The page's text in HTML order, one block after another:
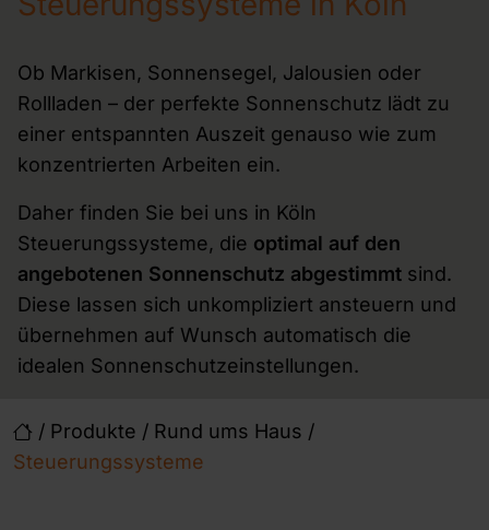
/ Produkte / Rund ums Haus /
Steuerungssysteme
Ob Markisen, Sonnensegel, Jalousien oder
Rollladen – der perfekte Sonnenschutz lädt zu
einer entspannten Auszeit genauso wie zum
konzentrierten Arbeiten ein.
Daher finden Sie bei uns in Köln
Steuerungssysteme, die optimal auf den
angebotenen Sonnenschutz abgestimmt sind.
Diese lassen sich unkompliziert ansteuern und
übernehmen auf Wunsch automatisch die
idealen Sonnenschutzeinstellungen.